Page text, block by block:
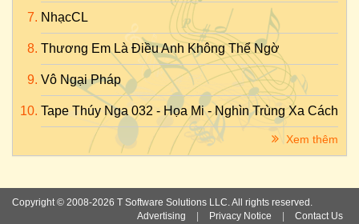
NhạcCL
Thương Em Là Điều Anh Không Thể Ngờ
Vô Ngại Pháp
Tape Thúy Nga 032 - Họa Mi - Nghìn Trùng Xa Cách
Xem thêm
Copyright © 2008-2026 T Software Solutions LLC. All rights reserved.
Advertising
Privacy Notice Contact Us